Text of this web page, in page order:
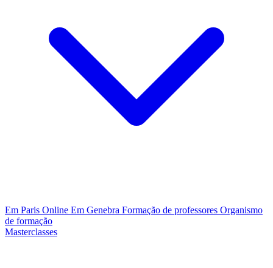
Em Paris Online Em Genebra Formação de professores Organismo
de formação
Masterclasses